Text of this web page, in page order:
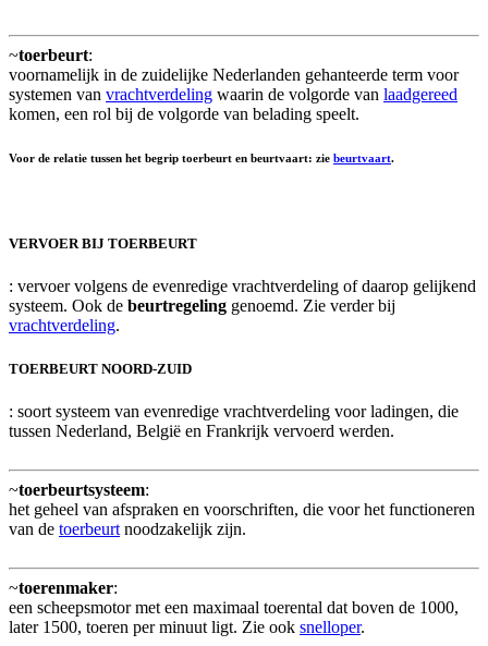
~toerbeurt:
voornamelijk in de zuidelijke Nederlanden gehanteerde term voor
systemen van vrachtverdeling waarin de volgorde van laadgereed
komen, een rol bij de volgorde van belading speelt.
Voor de relatie tussen het begrip toerbeurt en beurtvaart: zie beurtvaart.
VERVOER BIJ TOERBEURT
: vervoer volgens de evenredige vrachtverdeling of daarop gelijkend
systeem. Ook de beurtregeling genoemd. Zie verder bij
vrachtverdeling.
TOERBEURT NOORD-ZUID
: soort systeem van evenredige vrachtverdeling voor ladingen, die
tussen Nederland, België en Frankrijk vervoerd werden.
~toerbeurtsysteem:
het geheel van afspraken en voorschriften, die voor het functioneren
van de toerbeurt noodzakelijk zijn.
~toerenmaker:
een scheepsmotor met een maximaal toerental dat boven de 1000,
later 1500, toeren per minuut ligt. Zie ook snelloper.